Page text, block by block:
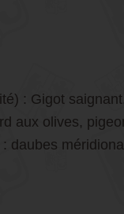
: Gigot
aux olives,
daubes